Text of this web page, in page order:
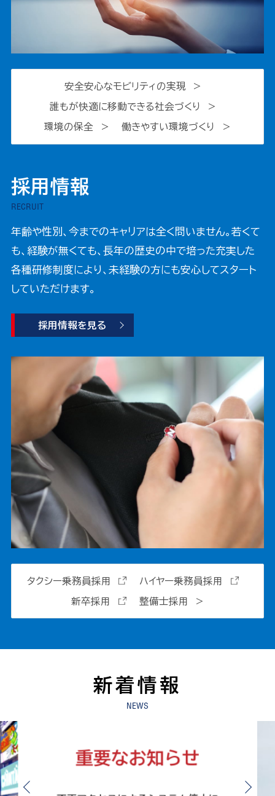
安全安心なモビリティの実現
誰もが快適に移動できる社会づくり
環境の保全 働きやすい環境づくり
採用情報
RECRUIT
年齢や性別、今までのキャリアは全く問いません。若くて
も、経験が無くても、長年の歴史の中で培った充実した
各種研修制度により、未経験の方にも安心してスタート
していただけます。
採用情報を見る
タクシー乗務員採用 ハイヤー乗務員採用
新卒採用 整備士採用
新着情報
NEWS
Previous Next